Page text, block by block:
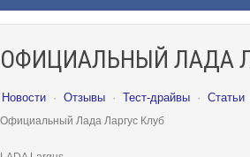
ОФИЦИАЛЬНЫЙ ЛАДА
Новости · Отзывы · Тест-драйвы · Статьи
Официальный Лада Ларгус Клуб